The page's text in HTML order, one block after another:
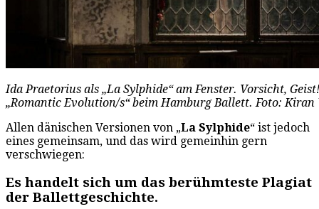
Ida Praetorius als „La Sylphide“ am Fenster. Vorsicht,
„Romantic Evolution/s“ beim Hamburg Ballett. Foto: Kiran
Allen dänischen Versionen von „La Sylphide“ ist jedoch
eines gemeinsam, und das wird gemeinhin gern
verschwiegen:
Es handelt sich um das berühmteste Plagiat
der Ballettgeschichte.